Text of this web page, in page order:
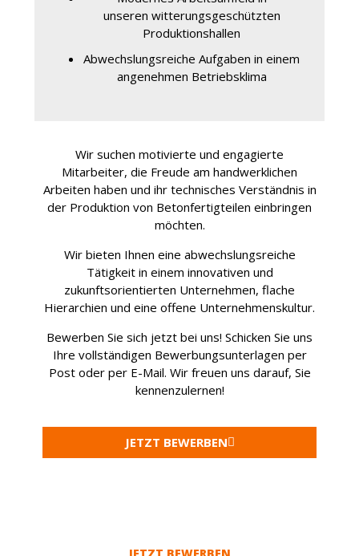
unseren witterungsgeschützten
Produktionshallen
Abwechslungsreiche Aufgaben in einem
angenehmen Betriebsklima
Wir suchen motivierte und engagierte
Mitarbeiter, die Freude am handwerklichen
Arbeiten haben und ihr technisches Verständnis in
der Produktion von Betonfertigteilen einbringen
möchten.
Wir bieten Ihnen eine abwechslungsreiche
Tätigkeit in einem innovativen und
zukunftsorientierten Unternehmen, flache
Hierarchien und eine offene Unternehmenskultur.
Bewerben Sie sich jetzt bei uns! Schicken Sie uns
Ihre vollständigen Bewerbungsunterlagen per
Post oder per E-Mail. Wir freuen uns darauf, Sie
kennenzulernen!
JETZT BEWERBEN